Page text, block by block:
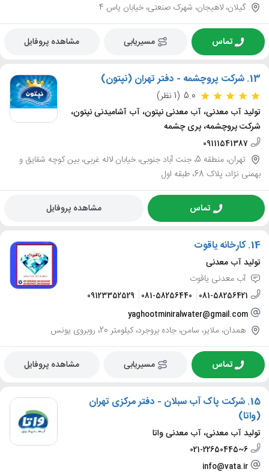
گیلان، لاهیجان، شهرک صنعتی، خیابان یاس 4
تماس مسیریابی مشاهده پروفایل
13. شرکت پروچشمه - دفتر تهران (نپتون)
5.0 (1 نظر)
تولید آب معدنی، آب معدنی نپتون، آب آشامیدنی نپتون،
شرکت پروچشمه، پری چشمه
09111541387
تهران، منطقه 5، جنت آباد جنوبی، خیابان لاله غربی، بین کوچه شقایق و
بهمنی نژاد، پلاک 68، طبقه اول
تماس مشاهده پروفایل
14. کارخانه یاقوت
تولید آب معدنی
آب معدنی یاقوت
081-58256421
081-58256440
09123352529
yaghootminiralwater@gmail.com
همدان، ملایر، سامن، جاده بروجرد، کیلومتر 20، روبروی یونس
تماس مسیریابی مشاهده پروفایل
15. شرکت پاک آب سبلان - دفتر مرکزی تهران
(واتا)
تولید آب معدنی، آب معدنی واتا
021-22650445~6
info@vata.ir